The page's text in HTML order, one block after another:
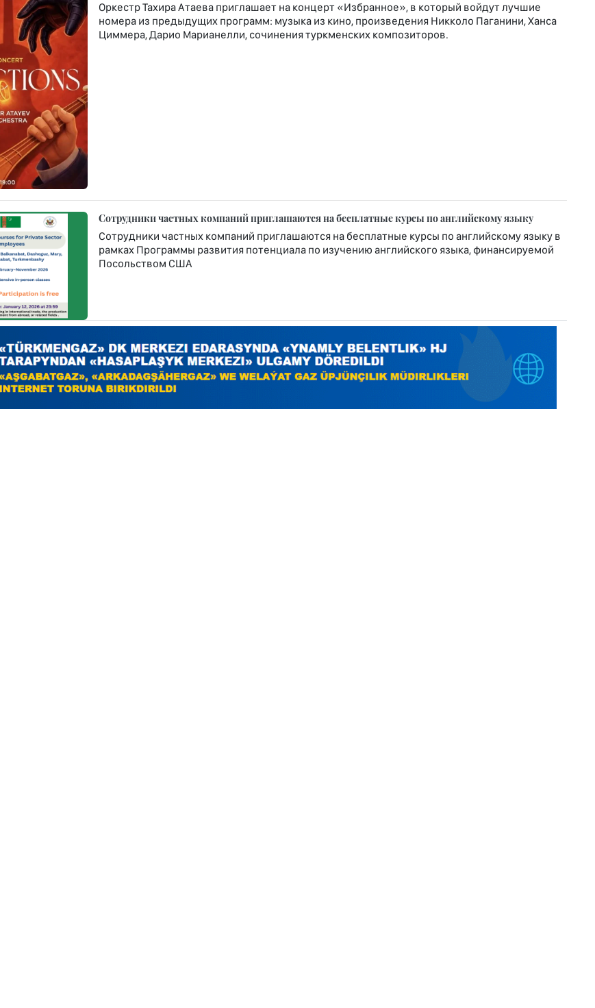
Оркестр Тахира Атаева приглашает на концерт «Избранное», в который войдут лучшие
номера из предыдущих программ: музыка из кино, произведения Никколо Паганини, Ханса
Циммера, Дарио Марианелли, сочинения туркменских композиторов.
Сотрудники частных компаний приглашаются на бесплатные курсы по английскому языку
Сотрудники частных компаний приглашаются на бесплатные курсы по английскому языку в
рамках Программы развития потенциала по изучению английского языка, финансируемой
Посольством США